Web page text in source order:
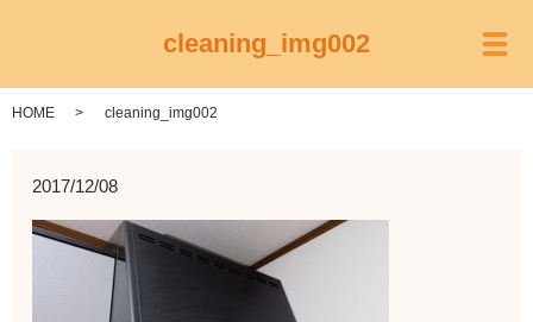
cleaning_img002 メ
HOME cleaning_img002
2017/12/08